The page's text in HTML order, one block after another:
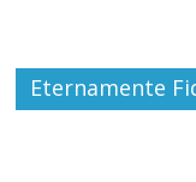
Eternamente